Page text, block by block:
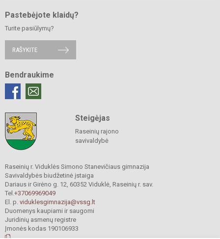
Pastebėjote klaidų?
Turite pasiūlymų?
RAŠYKITE
Bendraukime
Steigėjas
Raseinių rajono
savivaldybė
Raseinių r. Viduklės Simono Stanevičiaus gimnazija
Savivaldybės biudžetinė įstaiga
Dariaus ir Girėno g. 12, 60352 Viduklė, Raseinių r. sav.
Tel.+37069969049
El. p. viduklesgimnazija@vssg.lt
Duomenys kaupiami ir saugomi
Juridinių asmenų registre
Įmonės kodas 190106933